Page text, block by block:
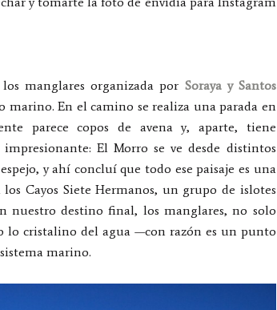
manglares organizada por Soraya y Santos
En el camino se realiza una parada en
parece copos de avena y, aparte, tiene
El Morro se ve desde distintos
y ahí concluí que todo ese paisaje es una
Cayos Siete Hermanos, un grupo de islotes
nuestro destino final, los manglares, no solo
lo cristalino del agua —con razón es un punto
marino.